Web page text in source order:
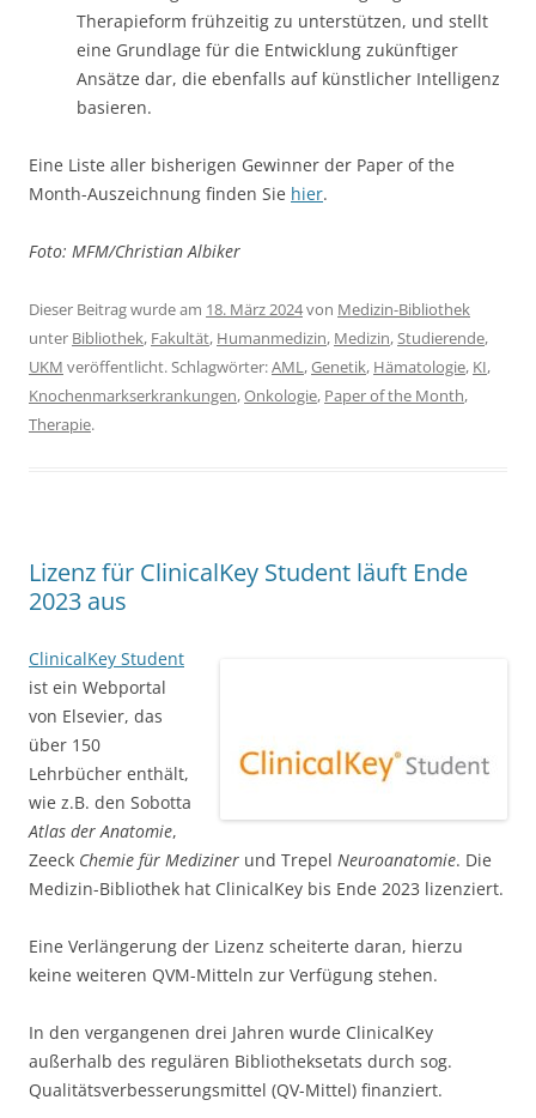
Therapieform frühzeitig zu unterstützen, und stellt
eine Grundlage für die Entwicklung zukünftiger
Ansätze dar, die ebenfalls auf künstlicher Intelligenz
basieren.
Eine Liste aller bisherigen Gewinner der Paper of the
Month-Auszeichnung finden Sie hier.
Foto: MFM/Christian Albiker
Dieser Beitrag wurde am 18. März 2024von Medizin-Bibliothek
unter Bibliothek, Fakultät, Humanmedizin, Medizin,Studierende,
UKM veröffentlicht. Schlagwörter:AML,Genetik, Hämatologie, KI,
Knochenmarkserkrankungen,Onkologie, Paper of the Month,
Therapie.
Lizenz für ClinicalKey Student läuft Ende
2023 aus
ClinicalKey Student
ist ein Webportal
von Elsevier, das
über 150
Lehrbücher enthält,
wie z.B. den Sobotta
Atlas der Anatomie,
Zeeck Chemie für Mediziner und Trepel Neuroanatomie. Die
Medizin-Bibliothek hat ClinicalKey bis Ende 2023 lizenziert.
Eine Verlängerung der Lizenz scheiterte daran, hierzu
keine weiteren QVM-Mitteln zur Verfügung stehen.
In den vergangenen drei Jahren wurde ClinicalKey
außerhalb des regulären Bibliotheksetats durch sog.
Qualitätsverbesserungsmittel (QV-Mittel) finanziert.